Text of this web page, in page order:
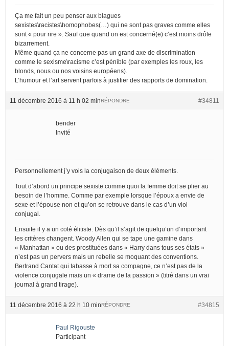
Ça me fait un peu penser aux blagues
sexistes\racistes\homophobes(…) qui ne sont pas graves comme elles
sont « pour rire ». Sauf que quand on est concerné(e) c’est moins drôle
bizarrement.
Même quand ça ne concerne pas un grand axe de discrimination
comme le sexisme\racisme c’est pénible (par exemples les roux, les
blonds, nous ou nos voisins européens).
L’humour et l’art servent parfois à justifier des rapports de domination.
11 décembre 2016 à 11 h 02 min #34811
RÉPONDRE
bender
Invité
Personnellement j’y vois la conjugaison de deux éléments.
Tout d’abord un principe sexiste comme quoi la femme doit se plier au
besoin de l’homme. Comme par exemple lorsque l’époux a envie de
sexe et l’épouse non et qu’on se retrouve dans le cas d’un viol
conjugal.
Ensuite il y a un coté élitiste. Dès qu’il s’agit de quelqu’un d’important
les critères changent. Woody Allen qui se tape une gamine dans
« Manhattan » ou des prostituées dans « Harry dans tous ses états »
n’est pas un pervers mais un rebelle se moquant des conventions.
Bertrand Cantat qui tabasse à mort sa compagne, ce n’est pas de la
violence conjugale mais un « drame de la passion » (titré dans un vrai
journal à grand tirage).
11 décembre 2016 à 22 h 10 min #34815
RÉPONDRE
Paul Rigouste
Participant